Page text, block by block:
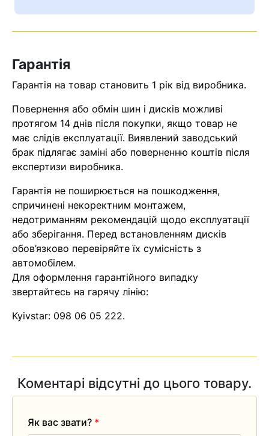
Помилка:
знайдена.
Гарантія
Гарантія на товар становить 1 рік від виробника.
Повернення або обмін шин і дисків можливі
протягом 14 днів після покупки, якщо товар не
має слідів експлуатації. Виявлений заводський
брак підлягає заміні або поверненню коштів після
експертизи виробника.
Гарантія не поширюється на пошкодження,
спричинені некоректним монтажем,
недотриманням рекомендацій щодо експлуатації
або зберігання. Перед встановленням дисків
обов’язково перевіряйте їх сумісність з
автомобілем.
Для оформлення гарантійного випадку
звертайтесь на гарячу лінію:
Kyivstar: 098 06 05 222.
Коментарі відсутні до цього товару.
Як вас звати? *